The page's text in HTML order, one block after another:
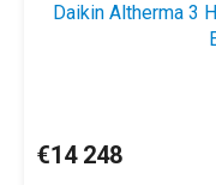
Daikin Altherma 3
€14 248